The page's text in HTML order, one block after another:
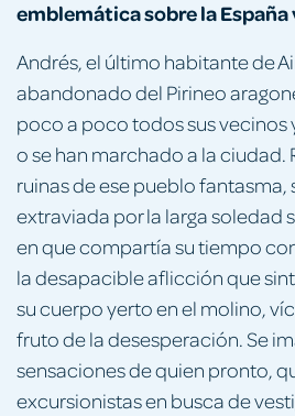
emblemática sobre la España
Andrés, el último habitante de
abandonado del Pirineo
poco a poco todos sus vecinos
o se han marchado a la ciudad.
ruinas de ese pueblo fantasma,
extra­viada por la larga soledad
en que compartía su tiempo
la desapacible aflicción que
su cuerpo yerto en el molino,
fruto de la desesperación. Se
sensaciones de quien pronto,
excursionistas en busca de